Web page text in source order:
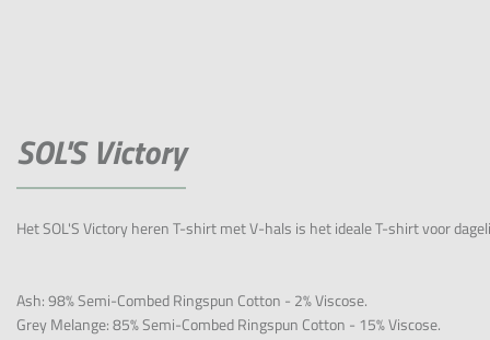
SOL'S Victory
Het SOL'S Victory heren T-shirt met V-hals is het ideale T-shirt voor
Ash: 98% Semi-Combed Ringspun Cotton - 2% Viscose.
Grey Melange: 85% Semi-Combed Ringspun Cotton - 15% Viscose.